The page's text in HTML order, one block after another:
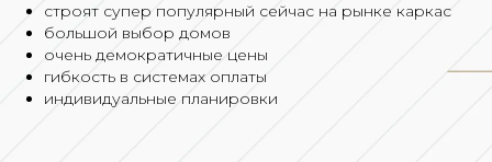
строят супер популярный сейчас на рынке каркас
большой выбор домов
очень демократичные цены
гибкость в системах оплаты
индивидуальные планировки